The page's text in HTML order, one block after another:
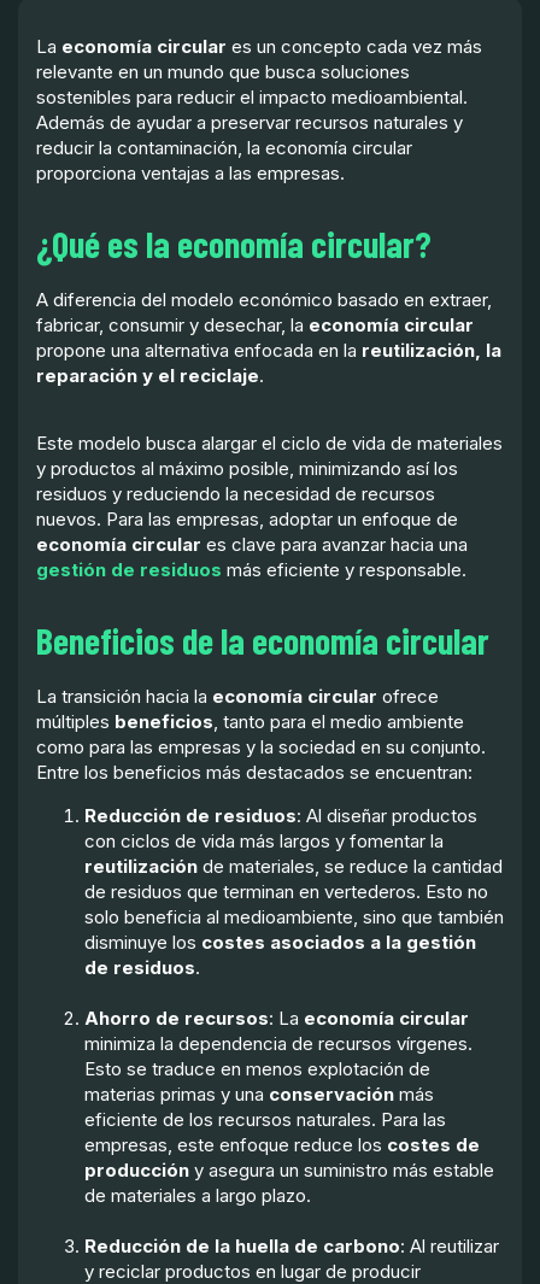
La economía circular es un concepto cada vez más
relevante en un mundo que busca soluciones
sostenibles para reducir el impacto medioambiental.
Además de ayudar a preservar recursos naturales y
reducir la contaminación, la economía circular
proporciona ventajas a las empresas.
¿Qué es la economía circular?
A diferencia del modelo económico basado en extraer,
fabricar, consumir y desechar, la economía circular
propone una alternativa enfocada en la reutilización, la
reparación y el reciclaje.
Este modelo busca alargar el ciclo de vida de materiales
y productos al máximo posible, minimizando así los
residuos y reduciendo la necesidad de recursos
nuevos. Para las empresas, adoptar un enfoque de
economía circular es clave para avanzar hacia una
gestión de residuos más eficiente y responsable.
Beneficios de la economía circular
La transición hacia la economía circular ofrece
múltiples beneficios, tanto para el medio ambiente
como para las empresas y la sociedad en su conjunto.
Entre los beneficios más destacados se encuentran:
Reducción de residuos: Al diseñar productos
con ciclos de vida más largos y fomentar la
reutilización de materiales, se reduce la cantidad
de residuos que terminan en vertederos. Esto no
solo beneficia al medioambiente, sino que también
disminuye los costes asociados a la gestión
de residuos.
Ahorro de recursos: La economía circular
minimiza la dependencia de recursos vírgenes.
Esto se traduce en menos explotación de
materias primas y una conservación más
eficiente de los recursos naturales. Para las
empresas, este enfoque reduce los costes de
producción y asegura un suministro más estable
de materiales a largo plazo.
Reducción de la huella de carbono: Al reutilizar
y reciclar productos en lugar de producir